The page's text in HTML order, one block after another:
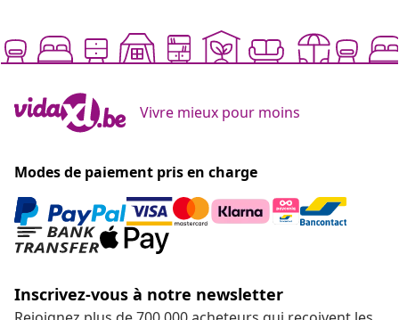
Vivre mieux pour moins
Modes de paiement pris en charge
Inscrivez-vous à notre newsletter